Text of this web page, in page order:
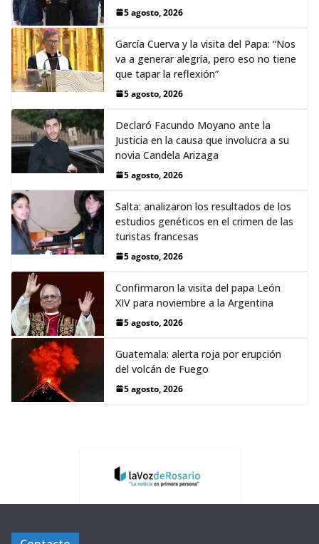
5 agosto, 2026
García Cuerva y la visita del Papa: “Nos
va a generar alegría, pero eso no tiene
que tapar la reflexión”
5 agosto, 2026
Declaró Facundo Moyano ante la
Justicia en la causa que involucra a su
novia Candela Arizaga
5 agosto, 2026
Salta: analizaron los resultados de los
estudios genéticos en el crimen de las
turistas francesas
5 agosto, 2026
Confirmaron la visita del papa León
XIV para noviembre a la Argentina
5 agosto, 2026
Guatemala: alerta roja por erupción
del volcán de Fuego
5 agosto, 2026